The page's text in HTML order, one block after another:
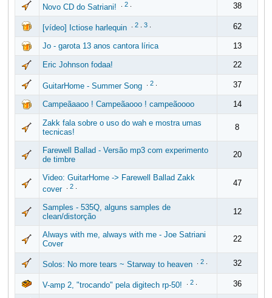
Novo CD do Satriani! 2. 38
[vídeo] Ictiose harlequin 2. 3. 62
Jo - garota 13 anos cantora lírica 13
Eric Johnson fodaa! 22
GuitarHome - Summer Song 2. 37
Campeãaaoo ! Campeãaooo ! campeãoooo 14
Zakk fala sobre o uso do wah e mostra umas
tecnicas!
8
Farewell Ballad - Versão mp3 com experimento
de timbre
20
Video: GuitarHome -> Farewell Ballad Zakk
cover
2. 47
Samples - 535Q, alguns samples de
clean/distorção
12
Always with me, always with me - Joe Satriani
Cover
22
Solos: No more tears ~ Starway to heaven 2. 32
V-amp 2, "trocando" pela digitech rp-50! 2. 36